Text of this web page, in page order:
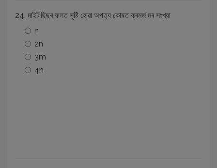
24. মাইট'ছিছৰ ফলত সৃষ্টি হোৱা অপত্য কোষত ক্ৰমজ’মৰ সংখ্যা
n
2n
3m
4n